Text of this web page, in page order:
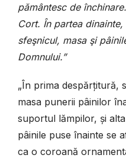
pământesc de
Cort. În partea dinainte,
sfeşnicul, masa şi
Domnului.”
„În prima despărțitură,
masa punerii pâinilor
suportul lămpilor, și
pâinile puse înainte se
ca o coroană